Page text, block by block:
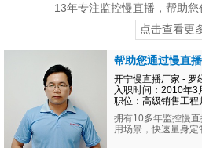
13年专注监控慢直播，帮助您
点击查看更
帮助您通过慢直
开宁慢直播厂家 - 罗
入职时间：2010年3
职位：高级销售工程
拥有10多年监控慢
用场景，快速量身定